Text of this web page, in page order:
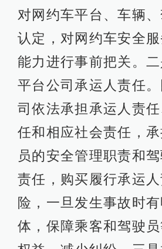
对网约车平台、车辆
认定，对网约车安全
能力进行事前把关。
平台公司承运人责任
司依法承担承运人责
任和相应社会责任，
员的安全管理职责和
责任，购买履行承运
险，一旦发生事故时
体，保障乘客和驾驶